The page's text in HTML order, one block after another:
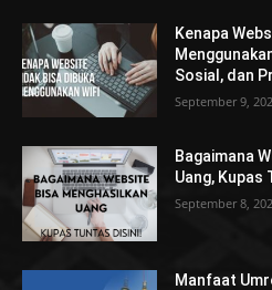
Kenapa
Sosial, dan
September 9,
Bagaimana
Uang, Kupas
September 8,
Manfaat